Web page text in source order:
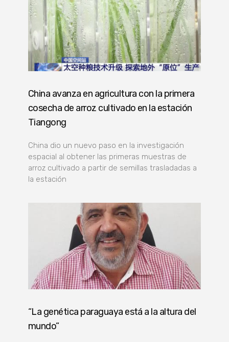
China avanza en agricultura con la primera
cosecha de arroz cultivado en la estación
Tiangong
China dio un nuevo paso en la investigación
espacial al obtener las primeras muestras de
arroz cultivado a partir de semillas trasladadas a
la estación
“La genética paraguaya está a la altura del
mundo”